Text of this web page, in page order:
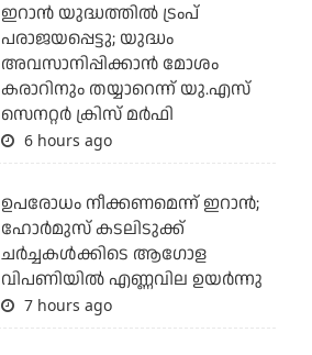
ഇറാന്‍ യുദ്ധത്തില്‍ ട്രംപ്
പരാജയപ്പെട്ടു; യുദ്ധം
അവസാനിപ്പിക്കാന്‍ മോശം
കരാറിനും തയ്യാറെന്ന് യു.എസ്
സെനറ്റര്‍ ക്രിസ് മര്‍ഫി
6 hours ago
ഉപരോധം നീക്കണമെന്ന് ഇറാന്‍;
ഹോര്‍മുസ് കടലിടുക്ക്
ചര്‍ച്ചകള്‍ക്കിടെ ആഗോള
വിപണിയില്‍ എണ്ണവില ഉയര്‍ന്നു
7 hours ago